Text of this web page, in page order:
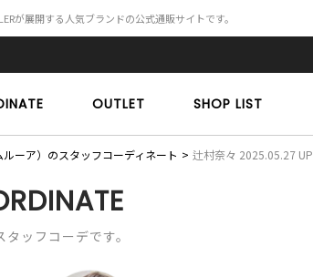
が展開する人気ブランドの公式通販サイトです。
OUTLET SHOP LIST
ルーア）のスタッフコーディネート 辻村奈々 2025.05.27 UP
ッフコーデです。